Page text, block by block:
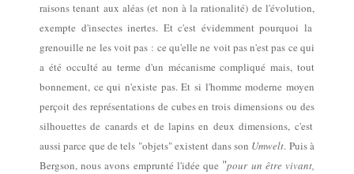
raisons tenant aux aléas(et non à la rationalité) de l'évolution,
exempte d'insectes inertes. Et c'est évidemment pourquoi la
grenouille ne les voit pas : ce qu'elle ne voit pas n'est pas ce qui
a été occulté au terme d'un mécanisme compliqué mais, tout
bonnement, ce qui n'existe pas. Et si l'homme modernemoyen
perçoit desreprésentations de cubes en trois dimensionsou des
silhouettes de canards et de lapins en deux dimensions, c'est
aussi parce que de tels "objets" existent dans son Umwelt. Puis à
Bergson, nous avons emprunté l'idée que "pour un être vivant,